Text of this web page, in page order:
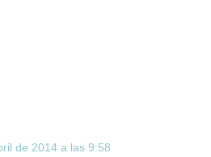
de 2014 a las 9:58